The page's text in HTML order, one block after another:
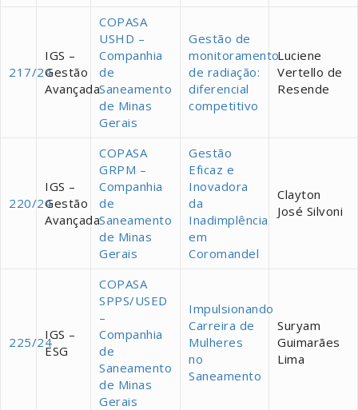
217/24
IGS –
Gestão
Avançada
COPASA
USHD –
Companhia
de
Saneamento
de Minas
Gerais
Gestão de
monitoramento
de radiação:
diferencial
competitivo
Luciene
Vertello de
Resende
220/24
IGS –
Gestão
Avançada
COPASA
GRPM –
Companhia
de
Saneamento
de Minas
Gerais
Gestão
Eficaz e
Inovadora
da
Inadimplência
em
Coromandel
Clayton
José Silvoni
225/24IGS –
ESG
COPASA
SPPS/USED
–
Companhia
de
Saneamento
de Minas
Gerais
Impulsionando
Carreira de
Mulheres
no
Saneamento
Suryam
Guimarães
Lima